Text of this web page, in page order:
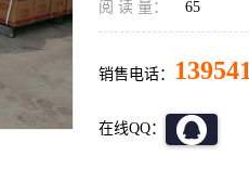
阅 读 量： 65
销售电话：
在线QQ：